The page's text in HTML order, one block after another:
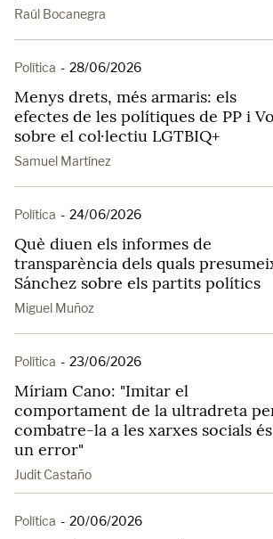
Raúl Bocanegra
Política - 28/06/2026
Menys drets, més armaris: els
efectes de les polítiques de PP i
sobre el col·lectiu LGTBIQ+
Samuel Martínez
Política - 24/06/2026
Què diuen els informes de
transparència dels quals
Sánchez sobre els partits polítics
Miguel Muñoz
Política - 23/06/2026
Míriam Cano: "Imitar el
comportament de la ultradreta
combatre-la a les xarxes socials és
un error"
Judit Castaño
Política - 20/06/2026